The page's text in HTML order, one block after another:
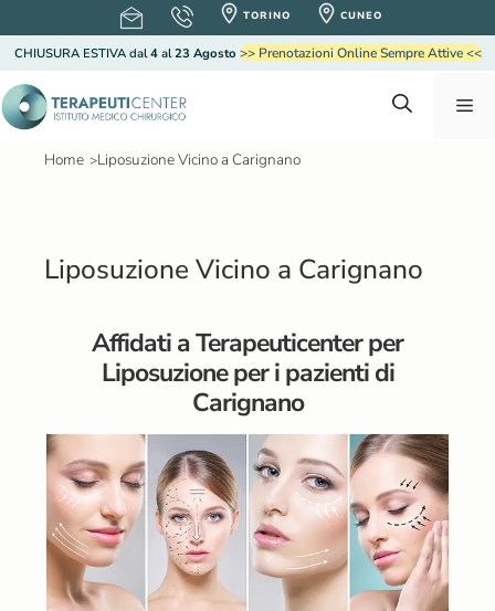
a
l
TORINO CUNEO
CHIUSURA ESTIVA dal4al23 Agosto >> Prenotazioni Online Sempre Attive <<
M
Home >Liposuzione Vicino a Carignano
Liposuzione Vicino a Carignano
Affidati a Terapeuticenter per
Liposuzione per i pazienti di
Carignano